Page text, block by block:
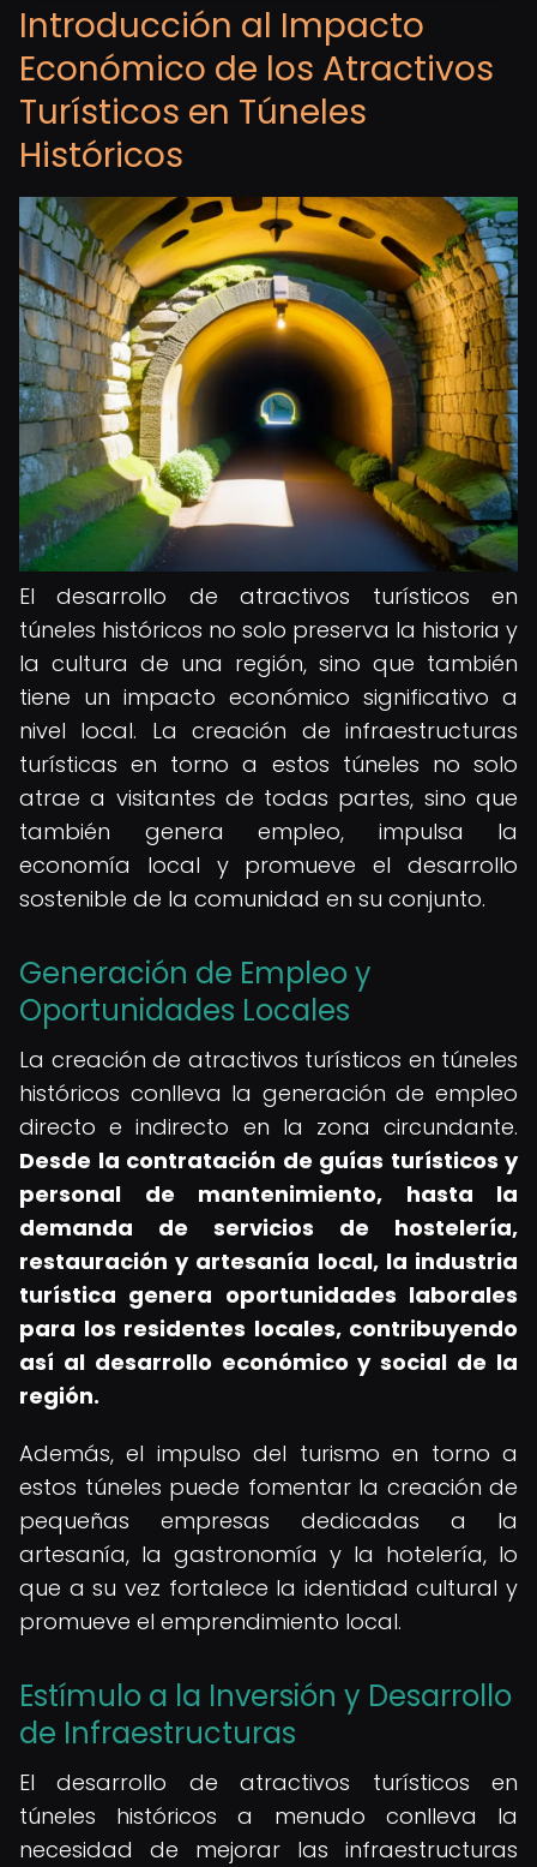
Introducción al Impacto
Económico de los Atractivos
Turísticos en Túneles
Históricos
El desarrollo de atractivos turísticos en
túneles históricos no solo preserva la historia y
la cultura de una región, sino que también
tiene un impacto económico significativo a
nivel local. La creación de infraestructuras
turísticas en torno a estos túneles no solo
atrae a visitantes de todas partes, sino que
también genera empleo, impulsa la
economía local y promueve el desarrollo
sostenible de la comunidad en su conjunto.
Generación de Empleo y
Oportunidades Locales
La creación de atractivos turísticos en túneles
históricos conlleva la generación de empleo
directo e indirecto en la zona circundante.
Desde la contratación de guías turísticos y
personal de mantenimiento, hasta la
demanda de servicios de hostelería,
restauración y artesanía local, la industria
turística genera oportunidades laborales
para los residentes locales, contribuyendo
así al desarrollo económico y social de la
región.
Además, el impulso del turismo en torno a
estos túneles puede fomentar la creación de
pequeñas empresas dedicadas a la
artesanía, la gastronomía y la hotelería, lo
que a su vez fortalece la identidad cultural y
promueve el emprendimiento local.
Estímulo a la Inversión y Desarrollo
de Infraestructuras
El desarrollo de atractivos turísticos en
túneles históricos a menudo conlleva la
necesidad de mejorar las infraestructuras